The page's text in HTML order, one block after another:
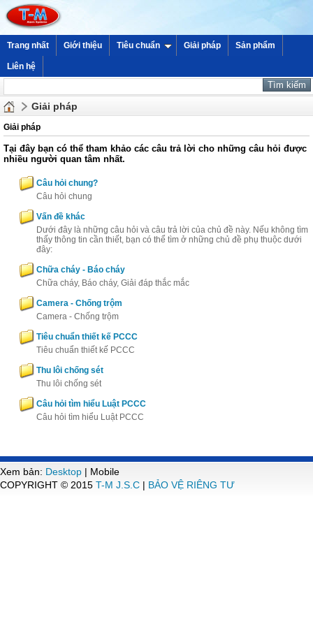
Trang nhất Giới thiệu Tiêu chuẩn Giải pháp Sản phẩm
Liên hệ
Giải pháp
Giải pháp
Tại đây bạn có thể tham khảo các câu trả lời cho những câu hỏi được
nhiều người quan tâm nhất.
Câu hỏi chung?
Câu hỏi chung
Vấn đề khác
Dưới đây là những câu hỏi và câu trả lời của chủ đề này. Nếu không tìm
thấy thông tin cần thiết, bạn có thể tìm ở những chủ đề phụ thuộc dưới
đây:
Chữa cháy - Báo cháy
Chữa cháy, Báo cháy, Giải đáp thắc mắc
Camera - Chống trộm
Camera - Chống trộm
Tiêu chuẩn thiết kế PCCC
Tiêu chuẩn thiết kế PCCC
Thu lôi chống sét
Thu lôi chống sét
Câu hỏi tìm hiểu Luật PCCC
Câu hỏi tìm hiểu Luật PCCC
Xem bản: Desktop | Mobile
COPYRIGHT © 2015 T-M J.S.C | BẢO VỆ RIÊNG TƯ